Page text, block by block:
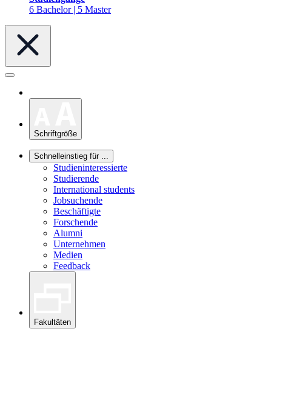
6 Bachelor | 5 Master
Schriftgröße
Schnelleinstieg für ...
Studieninteressierte
Studierende
International students
Jobsuchende
Beschäftigte
Forschende
Alumni
Unternehmen
Medien
Feedback
Fakultäten